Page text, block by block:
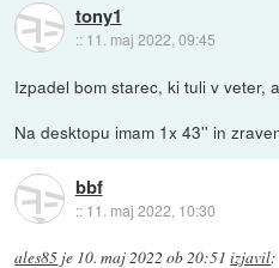
tony1
:: 11. maj 2022, 09:45
Izpadel bom starec, ki tuli v veter,
Na desktopu imam 1x 43'' in
bbf
:: 11. maj 2022, 10:30
ales85 je 10. maj 2022 ob 20:51 izjavil: